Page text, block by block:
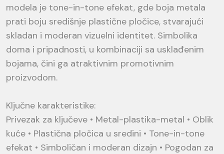
modela je tone-in-tone efekat, gde boja metala
prati boju središnje plastične pločice, stvarajući
skladan i moderan vizuelni identitet. Simbolika
doma i pripadnosti, u kombinaciji sa usklađenim
bojama, čini ga atraktivnim promotivnim
proizvodom.
Ključne karakteristike:
Privezak za ključeve • Metal-plastika-metal • Oblik
kuće • Plastična pločica u sredini • Tone-in-tone
efekat • Simboličan i moderan dizajn • Pogodan za